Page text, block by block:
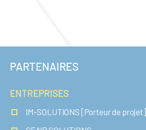
PARTENAIRES
ENTREPRISES
IM-SOLUTIONS [Porteur de projet]